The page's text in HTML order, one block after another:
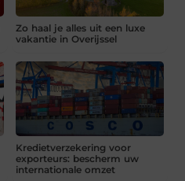
Zo haal je alles uit een luxe
vakantie in Overijssel
Kredietverzekering voor
exporteurs: bescherm uw
internationale omzet